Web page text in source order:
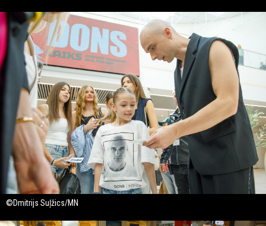
©Dmitrijs Suļžics/MN